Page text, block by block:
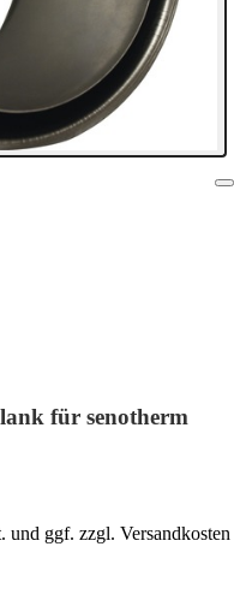
für senotherm
ggf. zzgl. Versandkosten